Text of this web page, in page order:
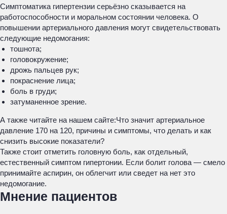
Симптоматика гипертензии серьёзно сказывается на
работоспособности и моральном состоянии человека. О
повышении артериального давления могут свидетельствовать
следующие недомогания:
тошнота;
головокружение;
дрожь пальцев рук;
покраснение лица;
боль в груди;
затуманенное зрение.
А также читайте на нашем сайте:Что значит артериальное
давление 170 на 120, причины и симптомы, что делать и как
снизить высокие показатели?
Также стоит отметить головную боль, как отдельный,
естественный симптом гипертонии. Если болит голова — смело
принимайте аспирин, он облегчит или сведет на нет это
недомогание.
Мнение пациентов